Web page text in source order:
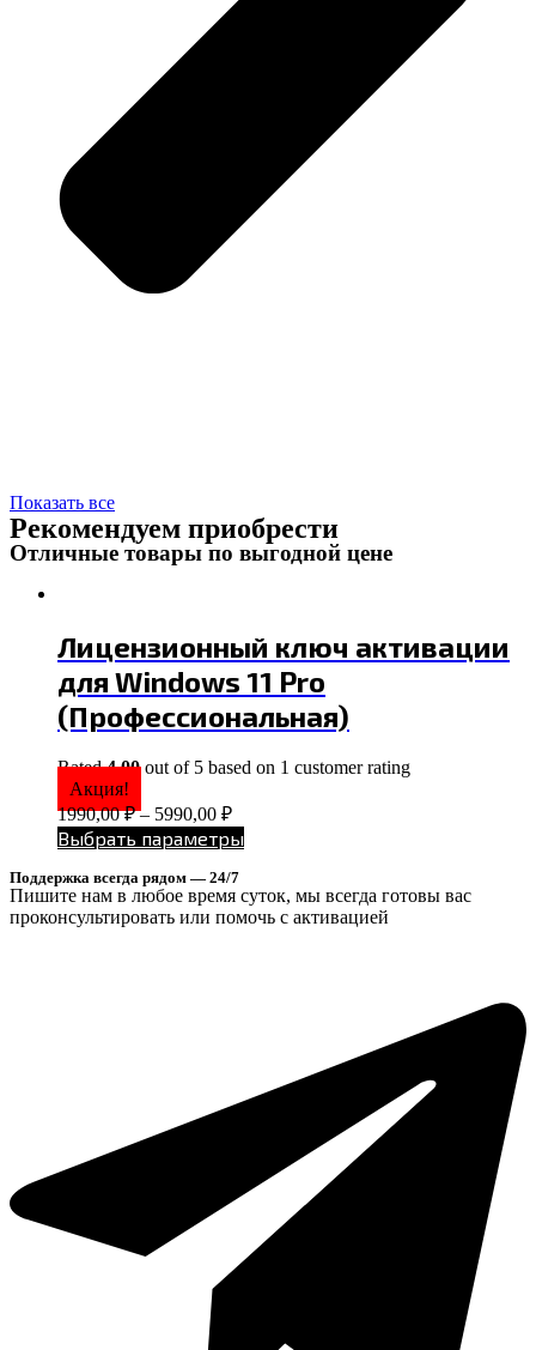
Показать все
Рекомендуем приобрести
Отличные товары по выгодной цене
Лицензионный ключ активации
для Windows 11 Pro
(Профессиональная)
Rated4.00out of 5 based on 1 customer rating
Акция!
1990,00₽– 5990,00 ₽
Выбрать параметры
Поддержка всегда рядом — 24/7
Пишите нам в любое время суток, мы всегда готовы вас
проконсультировать или помочь с активацией